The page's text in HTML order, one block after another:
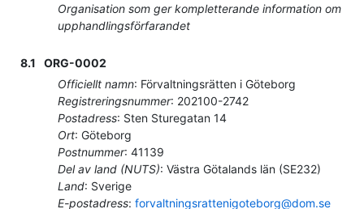
Organisation som ger kompletterande information om
upphandlingsförfarandet
8.1
ORG-0002
Officiellt namn: Förvaltningsrätten i Göteborg
Registreringsnummer: 202100-2742
Postadress: Sten Sturegatan 14
Ort: Göteborg
Postnummer: 41139
Del av land (NUTS): Västra Götalands län (SE232)
Land: Sverige
E-postadress: forvaltningsrattenigoteborg@dom.se